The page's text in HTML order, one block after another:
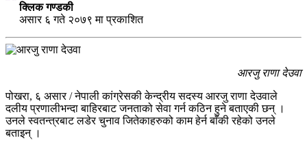
क्लिक गण्डकी
असार ६ गते २०७९ मा प्रकाशित
आरजु राणा देउवा
पोखरा, ६ असार / नेपाली कांग्रेसकी केन्द्रीय सदस्य आरजु राणा देउवाले
दलीय प्रणालीभन्दा बाहिरबाट जनताको सेवा गर्न कठिन हुने बताएकी छन् ।
उनले स्वतन्त्रबाट लडेर चुनाव जितेकाहरुको काम हेर्न बाँकी रहेको उनले
बताइन् ।